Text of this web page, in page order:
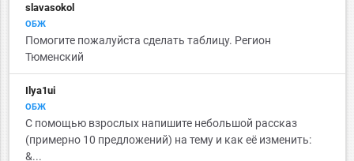
slavasokol
ОБЖ
Помогите пожалуйста сделать таблицу. Регион
Тюменский
Ilya1ui
ОБЖ
С помощью взрослых напишите небольшой рассказ
(примерно 10 предложений) на тему и как её изменить:
&...